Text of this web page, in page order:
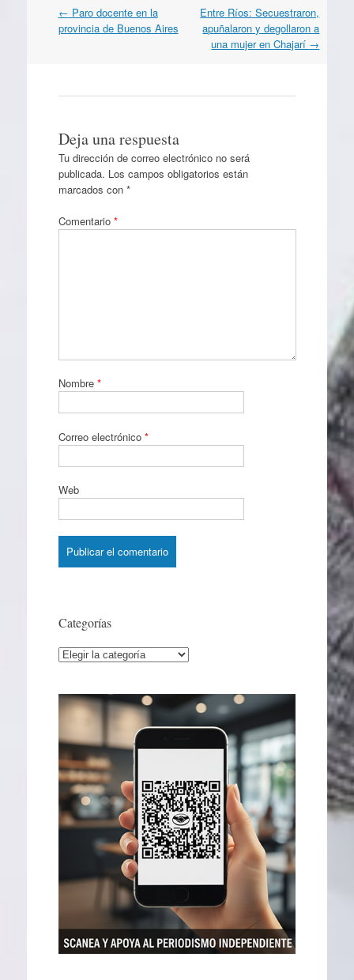
Navegación
por
← Paro docente en la
provincia de Buenos Aires
Entre Ríos: Secuestraron,
apuñalaron y degollaron a
una mujer en Chajarí →
Deja una respuesta
Tu dirección de correo electrónico no será
publicada. Los campos obligatorios están
marcados con *
Comentario *
Nombre *
Correo electrónico *
Web
Categorías
Categorías